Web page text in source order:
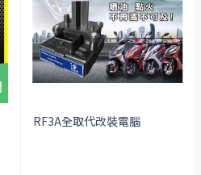
RF3A全取代改裝電腦